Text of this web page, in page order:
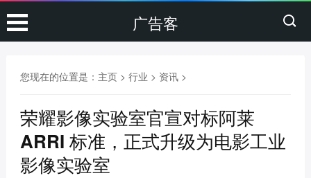
广告客
您现在的位置是： 主页> 行业 > 资讯>
荣耀影像实验室官宣对标阿莱
ARRI 标准，正式升级为电影工业
影像实验室